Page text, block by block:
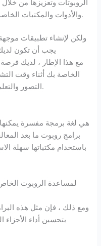
الروبوتات وتعزيزها من
أن يكون على دراية جيدة بـ IDEs والأدوات والمكتبات الخاصة بها.
ولكن لإنشاء تطبيقات
يجب أن تكون
الخاصة بك أثناء وقت
التصور والتعلم باستثمارات أقل أو بدون استثمارات.
برامج روبوت ما بعد
باستخدام مكتباتها سهلة
لمساعدة الروبوت
ومع ذلك ، فإن مثل هذه
بتحسين أداء